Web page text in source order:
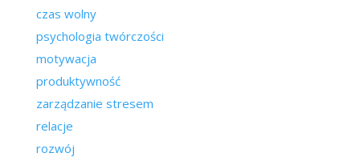
czas wolny
psychologia twórczości
motywacja
produktywność
zarządzanie stresem
relacje
rozwój